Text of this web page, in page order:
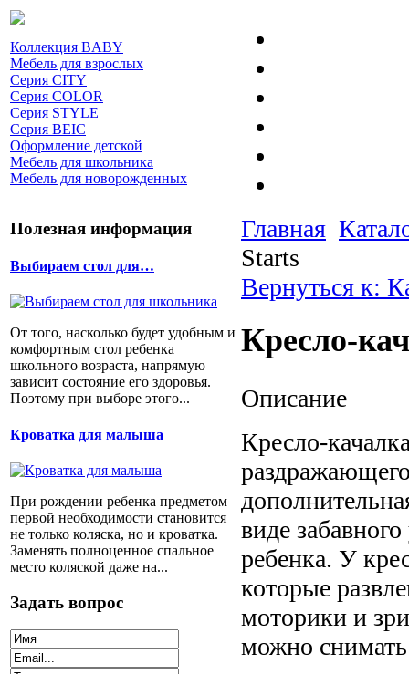
Коллекция BABY
Мебель для взрослых
Серия CITY
Серия COLOR
Серия STYLE
Серия BEIC
Оформление детской
Мебель для школьника
Мебель для новорожденных
Полезная информация
Выбираем стол для…
От того, насколько будет удобным и
комфортным стол ребенка
школьного возраста, напрямую
зависит состояние его здоровья.
Поэтому при выборе этого...
Кроватка для малыша
При рождении ребенка предметом
первой необходимости становится
не только коляска, но и кроватка.
Заменять полноценное спальное
место коляской даже на...
Задать вопрос
Главная
Starts
Вернуться к:
Кресло-
Описание
Кресло-
виде
ребенка. У
которые
моторики и
можно